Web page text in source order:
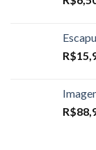
R$
R$